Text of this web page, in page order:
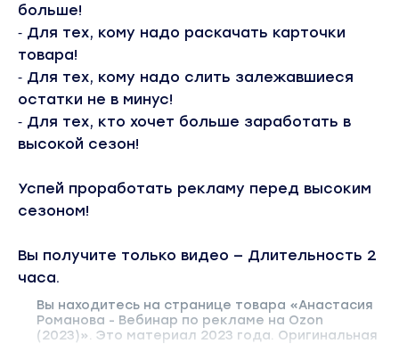
больше!
⁃ Для тех, кому надо раскачать карточки
товара!
⁃ Для тех, кому надо слить залежавшиеся
остатки не в минус!
⁃ Для тех, кто хочет больше заработать в
высокой сезон!
Успей проработать рекламу перед высоким
сезоном!
Вы получите только видео — Длительность 2
часа.
Вы находитесь на странице товара «Анастасия
Романова - Вебинар по рекламе на Ozon
(2023)». Это материал 2023 года. Оригинальная